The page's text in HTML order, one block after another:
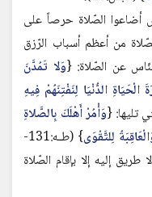
أضاعوا الصّلاة حرصاً على
من أعظم أسباب الرّزق
عن الصّلاة: {وَلا تَمُدَّنَ
الدُّنْيَا لِنَفْتِنَهُمْ فِيهِ
تليها: {وَأْمُرْ أَهْلَكَ بِالصَّلاةِ
لِلتَّقْوَى
} (طـه:131-
طريق إليه إلا بإقام الصّلاة